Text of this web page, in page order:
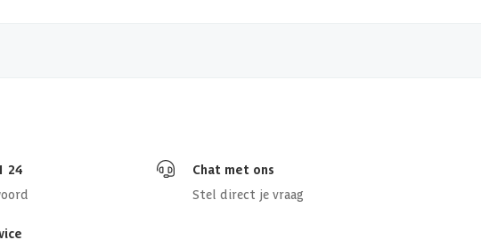
24
Chat met ons
Stel direct je vraag